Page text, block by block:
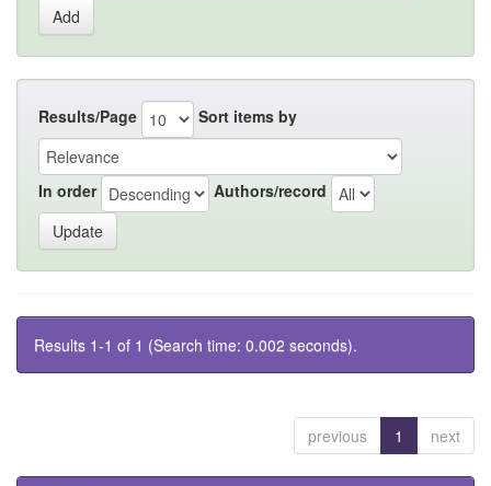
Results/Page Sort items by
In order Authors/record
Results 1-1 of 1 (Search time: 0.002 seconds).
previous 1 next